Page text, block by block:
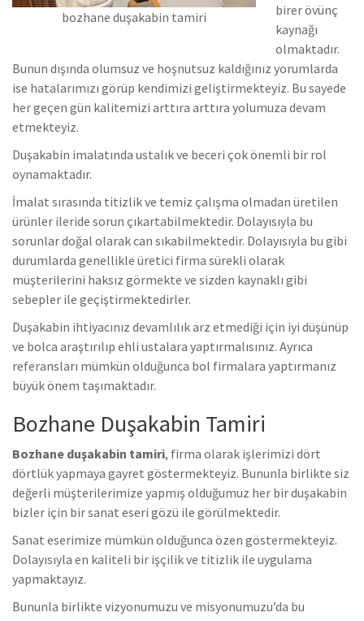
bozhane duşakabin tamiri
birer övünç
kaynağı
olmaktadır.
Bunun dışında olumsuz ve hoşnutsuz kaldığınız yorumlarda
ise hatalarımızı görüp kendimizi geliştirmekteyiz. Bu sayede
her geçen gün kalitemizi arttıra arttıra yolumuza devam
etmekteyiz.
Duşakabin imalatında ustalık ve beceri çok önemli bir rol
oynamaktadır.
İmalat sırasında titizlik ve temiz çalışma olmadan üretilen
ürünler ileride sorun çıkartabilmektedir. Dolayısıyla bu
sorunlar doğal olarak can sıkabilmektedir. Dolayısıyla bu gibi
durumlarda genellikle üretici firma sürekli olarak
müşterilerini haksız görmekte ve sizden kaynaklı gibi
sebepler ile geçiştirmektedirler.
Duşakabin ihtiyacınız devamlılık arz etmediği için iyi düşünüp
ve bolca araştırılıp ehli ustalara yaptırmalısınız. Ayrıca
referansları mümkün olduğunca bol firmalara yaptırmanız
büyük önem taşımaktadır.
Bozhane Duşakabin Tamiri
Bozhane duşakabin tamiri, firma olarak işlerimizi dört
dörtlük yapmaya gayret göstermekteyiz. Bununla birlikte siz
değerli müşterilerimize yapmış olduğumuz her bir duşakabin
bizler için bir sanat eseri gözü ile görülmektedir.
Sanat eserimize mümkün olduğunca özen göstermekteyiz.
Dolayısıyla en kaliteli bir işçilik ve titizlik ile uygulama
yapmaktayız.
Bununla birlikte vizyonumuzu ve misyonumuzu’da bu